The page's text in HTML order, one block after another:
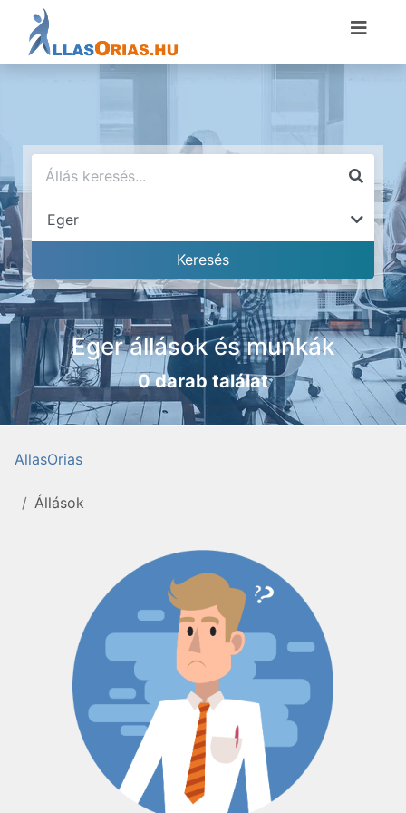
Eger állások és munkák
0 darab találat
AllasOrias
Állások